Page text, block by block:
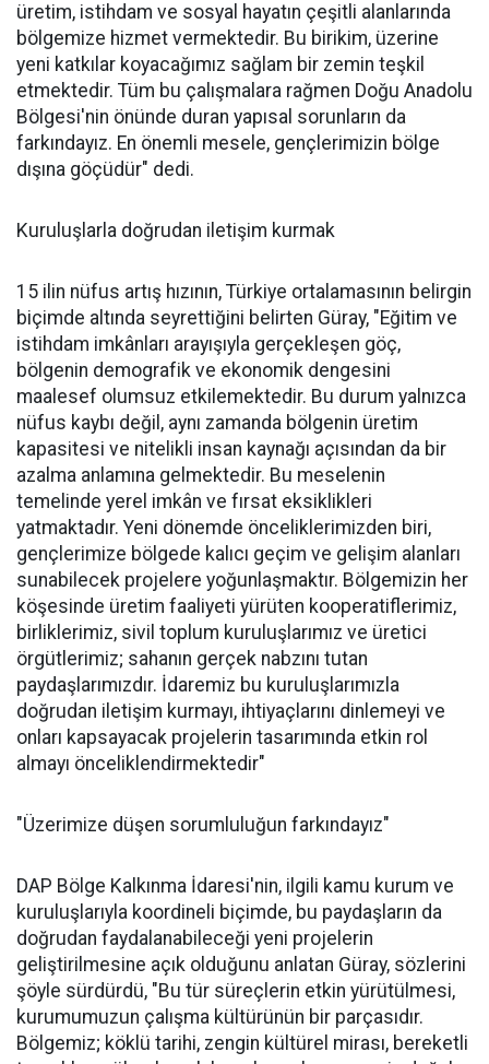
üretim, istihdam ve sosyal hayatın çeşitli alanlarında
bölgemize hizmet vermektedir. Bu birikim, üzerine
yeni katkılar koyacağımız sağlam bir zemin teşkil
etmektedir. Tüm bu çalışmalara rağmen Doğu Anadolu
Bölgesi'nin önünde duran yapısal sorunların da
farkındayız. En önemli mesele, gençlerimizin bölge
dışına göçüdür" dedi.
Kuruluşlarla doğrudan iletişim kurmak
15 ilin nüfus artış hızının, Türkiye ortalamasının belirgin
biçimde altında seyrettiğini belirten Güray, "Eğitim ve
istihdam imkânları arayışıyla gerçekleşen göç,
bölgenin demografik ve ekonomik dengesini
maalesef olumsuz etkilemektedir. Bu durum yalnızca
nüfus kaybı değil, aynı zamanda bölgenin üretim
kapasitesi ve nitelikli insan kaynağı açısından da bir
azalma anlamına gelmektedir. Bu meselenin
temelinde yerel imkân ve fırsat eksiklikleri
yatmaktadır. Yeni dönemde önceliklerimizden biri,
gençlerimize bölgede kalıcı geçim ve gelişim alanları
sunabilecek projelere yoğunlaşmaktır. Bölgemizin her
köşesinde üretim faaliyeti yürüten kooperatiflerimiz,
birliklerimiz, sivil toplum kuruluşlarımız ve üretici
örgütlerimiz; sahanın gerçek nabzını tutan
paydaşlarımızdır. İdaremiz bu kuruluşlarımızla
doğrudan iletişim kurmayı, ihtiyaçlarını dinlemeyi ve
onları kapsayacak projelerin tasarımında etkin rol
almayı önceliklendirmektedir"
"Üzerimize düşen sorumluluğun farkındayız"
DAP Bölge Kalkınma İdaresi'nin, ilgili kamu kurum ve
kuruluşlarıyla koordineli biçimde, bu paydaşların da
doğrudan faydalanabileceği yeni projelerin
geliştirilmesine açık olduğunu anlatan Güray, sözlerini
şöyle sürdürdü, "Bu tür süreçlerin etkin yürütülmesi,
kurumumuzun çalışma kültürünün bir parçasıdır.
Bölgemiz; köklü tarihi, zengin kültürel mirası, bereketli